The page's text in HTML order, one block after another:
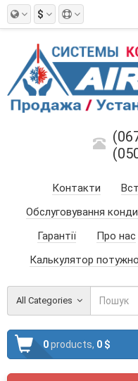
$
Контакти
Обслуговування
Гарантії
Про нас
Калькулятор
All Categories
0products, 0 $